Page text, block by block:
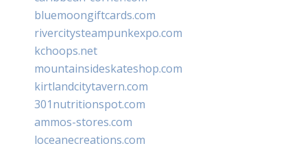
bluemoongiftcards.com
rivercitysteampunkexpo.com
kchoops.net
mountainsideskateshop.com
kirtlandcitytavern.com
301nutritionspot.com
ammos-stores.com
loceanecreations.com